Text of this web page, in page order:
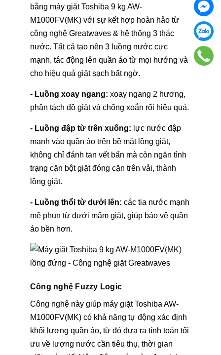
bằng máy giặt Toshiba 9 kg AW-
M1000FV(MK) với sự kết hợp hoàn hảo từ
công nghệ Greatwaves & hệ thống 3 thác
nước. Tất cả tạo nên 3 luồng nước cực
mạnh, tác động lên quần áo từ mọi hướng và
cho hiệu quả giặt sạch bất ngờ.
- Luồng xoay ngang: xoay ngang 2 hương,
phân tách đồ giặt và chống xoắn rối hiệu quả.
- Luồng đập từ trên xuống: lực nước đập
mạnh vào quần áo trên bề mặt lồng giặt,
không chỉ đánh tan vết bẩn mà còn ngăn tình
trạng cặn bột giặt đóng cặn trên vải, thành
lồng giặt.
- Luồng thổi từ dưới lên: các tia nước mạnh
mẽ phun từ dưới mâm giặt, giúp bảo vệ quần
áo bền hơn.
Công nghệ Fuzzy Logic
Công nghệ này giúp máy giặt Toshiba AW-
M1000FV(MK) có khả năng tự động xác định
khối lượng quần áo, từ đó đưa ra tính toán tối
ưu về lượng nước cần tiêu thụ, thời gian